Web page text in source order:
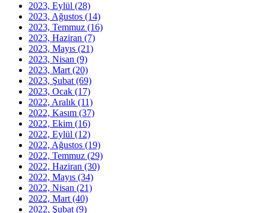
2023, Eylül (28)
2023, Ağustos (14)
2023, Temmuz (16)
2023, Haziran (7)
2023, Mayıs (21)
2023, Nisan (9)
2023, Mart (20)
2023, Şubat (69)
2023, Ocak (17)
2022, Aralık (11)
2022, Kasım (37)
2022, Ekim (16)
2022, Eylül (12)
2022, Ağustos (19)
2022, Temmuz (29)
2022, Haziran (30)
2022, Mayıs (34)
2022, Nisan (21)
2022, Mart (40)
2022, Şubat (9)